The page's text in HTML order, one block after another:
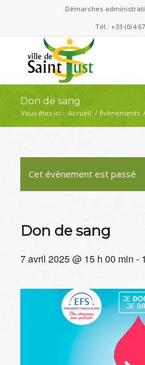
Démarches
Tél.: +33 (0)4
Don de sang
Vous êtes ici : Accueil / Évènements /
Cet évènement est passé
Don de sang
7 avril 2025 @ 15 h 00 min -